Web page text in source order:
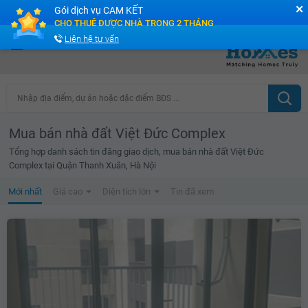
Cộng đồng Môi giới bPRO
Nhập địa điểm, dự án hoặc đặc điểm BĐS ...
Mua bán nhà đất Việt Đức Complex
Tổng hợp danh sách tin đăng giao dịch, mua bán nhà đất Việt Đức
Complex tại Quận Thanh Xuân, Hà Nội
Mới nhất Giá cao Diện tích lớn Tin đã xem
✕
Gói dịch vụ CAM KẾT
CHO THUÊ ĐƯỢC NHÀ TRONG 2 THÁNG
Liên hệ tư vấn